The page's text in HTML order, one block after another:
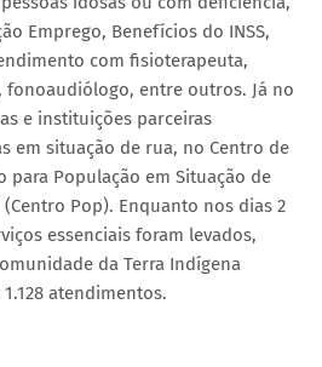
Emprego, Benefícios do INSS,
com fisioterapeuta,
entre outros. Já no
e instituições parceiras
em situação de rua, no Centro de
para População em Situação de
(Centro Pop). Enquanto nos dias 2
essenciais foram levados,
da Terra Indígena
atendimentos.